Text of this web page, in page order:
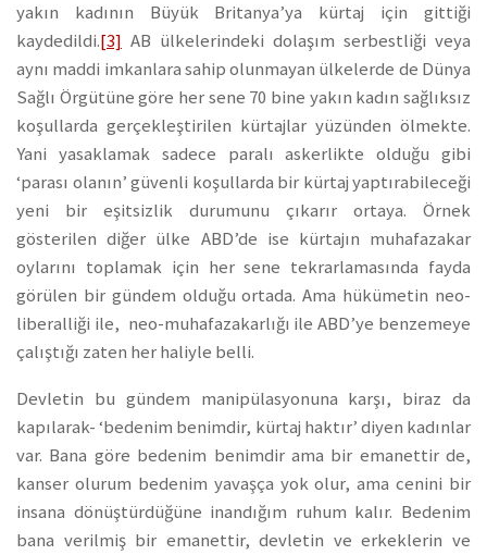
yakın kadının Büyük Britanya’ya kürtaj için gittiği
kaydedildi.[3] AB ülkelerindeki dolaşım serbestliği veya
aynı maddi imkanlara sahip olunmayan ülkelerde de Dünya
Sağlı Örgütüne göre her sene 70 bine yakın kadın sağlıksız
koşullarda gerçekleştirilen kürtajlar yüzünden ölmekte.
Yani yasaklamak sadece paralı askerlikte olduğu gibi
‘parası olanın’ güvenli koşullarda bir kürtaj yaptırabileceği
yeni bir eşitsizlik durumunu çıkarır ortaya. Örnek
gösterilen diğer ülke ABD’de ise kürtajın muhafazakar
oylarını toplamak için her sene tekrarlamasında fayda
görülen bir gündem olduğu ortada. Ama hükümetin neo-
liberalliği ile, neo-muhafazakarlığı ile ABD’ye benzemeye
çalıştığı zaten her haliyle belli.
Devletin bu gündem manipülasyonuna karşı, biraz da
kapılarak- ‘bedenim benimdir, kürtaj haktır’ diyen kadınlar
var. Bana göre bedenim benimdir ama bir emanettir de,
kanser olurum bedenim yavaşça yok olur, ama cenini bir
insana dönüştürdüğüne inandığım ruhum kalır. Bedenim
bana verilmiş bir emanettir, devletin ve erkeklerin ve